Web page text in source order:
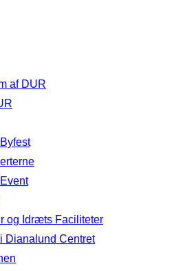
af DUR
og Idræts Faciliteter
Dianalund Centret